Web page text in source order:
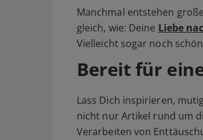
Manchmal entstehen
gleich, wie: Deine Liebe
Vielleicht sogar noch
Bereit für
Lass Dich inspirieren,
nicht nur Artikel rund um
Verarbeiten von